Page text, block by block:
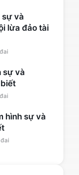
sự và
lừa đảo tài
sự và
hình sự và